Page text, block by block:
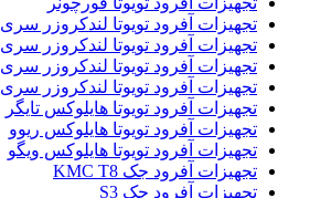
تجهیزات آفرود تویوتا لندکروزر سری 100
تجهیزات آفرود تویوتا لندکروزر سری 200
تجهیزات آفرود تویوتا لندکروزر سری 60
تجهیزات آفرود تویوتا لندکروزر سری 70
تجهیزات آفرود تویوتا هایلوکس تایگر
تجهیزات آفرود تویوتا هایلوکس ریوو
تجهیزات آفرود تویوتا هایلوکس ویگو
تجهیزات آفرود جک KMC T8
تجهیزات آفرود جک S3